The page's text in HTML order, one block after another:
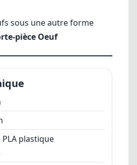
sous une autre forme
pièce Oeuf
PLA plastique